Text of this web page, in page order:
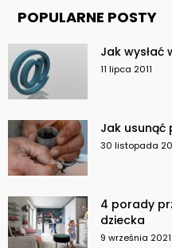
POPULARNE POSTY
Jak wysłać
11 lipca 2011
Jak usunąć
30 listopada
4 porady
dziecka
9 września 2021